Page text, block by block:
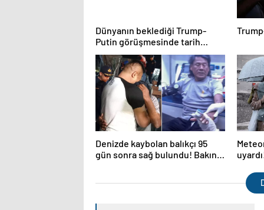
Dünyanın beklediği Trump-
Putin görüşmesinde tarih
netleşti
Denizde kaybolan balıkçı 95
gün sonra sağ bulundu! Bakın